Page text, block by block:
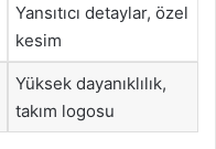
Yansıtıcı detaylar, özel
kesim
Yüksek dayanıklılık,
takım logosu